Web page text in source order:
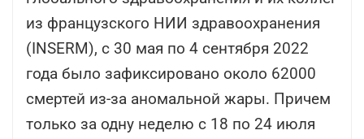
из французского НИИ здравоохранения
(INSERM), с 30 мая по 4 сентября 2022
года было зафиксировано около 62000
смертей из-за аномальной жары. Причем
только за одну неделю с 18 по 24 июля